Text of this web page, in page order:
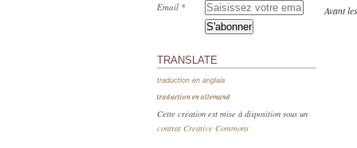
Email
TRANSLATE
traduction en anglais
traduction en allemand
Cette création est mise à disposition sous un
contrat Creative Commons
Avant